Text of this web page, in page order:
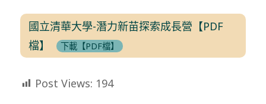
國立清華大學-潛力新苗探索成長營【PDF
檔】
下載【PDF檔】
Post Views: 194